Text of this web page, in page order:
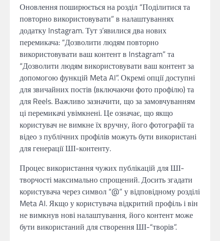
Оновлення поширюється на розділ “Поділитися та
повторно використовувати” в налаштуваннях
додатку Instagram. Тут з’явилися два нових
перемикача: “Дозволити людям повторно
використовувати ваш контент в Instagram” та
“Дозволити людям використовувати ваш контент за
допомогою функцій Meta AI”. Окремі опції доступні
для звичайних постів (включаючи фото профілю) та
для Reels. Важливо зазначити, що за замовчуванням
ці перемикачі увімкнені. Це означає, що якщо
користувач не вимкне їх вручну, його фотографії та
відео з публічних профілів можуть бути використані
для генерації ШІ-контенту.
Процес використання чужих публікацій для ШІ-
творчості максимально спрощений. Досить згадати
користувача через символ “@” у відповідному розділі
Meta AI. Якщо у користувача відкритий профіль і він
не вимкнув нові налаштування, його контент може
бути використаний для створення ШІ-“творів”.